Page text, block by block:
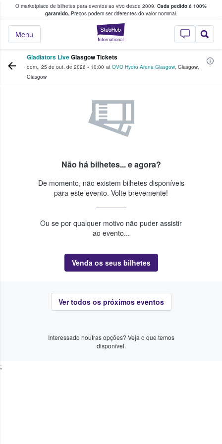
O marketplace de bilhetes para eventos ao vivo desde 2009. Cada pedido é 100%
garantido.Preços podem ser diferentes do valor nominal.
StubHub – onde
Menu
fãs compram e vendem bilhetes
Gladiators LiveGlasgow Tickets
dom., 25 de out. de 2026 • 10:00 at OVO Hydro Arena Glasgow, Glasgow,
Glasgow
Não há bilhetes... e agora?
De momento, não existem bilhetes disponíveis
para este evento. Volte brevemente!
Ou se por qualquer motivo não puder assistir
ao evento...
Venda os seus bilhetes
Ver todos os próximos eventos
Interessado noutras opções? Veja o que temos
disponível.
;